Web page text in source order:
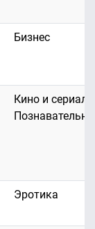
Бизнес
Кино и
Эротика